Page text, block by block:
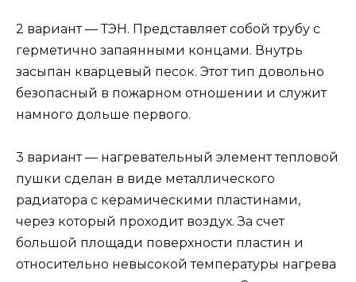
2 вариант — ТЭН. Представляет собой трубу с
герметично запаянными концами. Внутрь
засыпан кварцевый песок. Этот тип довольно
безопасный в пожарном отношении и служит
намного дольше первого.
3 вариант — нагревательный элемент тепловой
пушки сделан в виде металлического
радиатора с керамическими пластинами,
через который проходит воздух. За счет
большой площади поверхности пластин и
относительно невысокой температуры нагрева